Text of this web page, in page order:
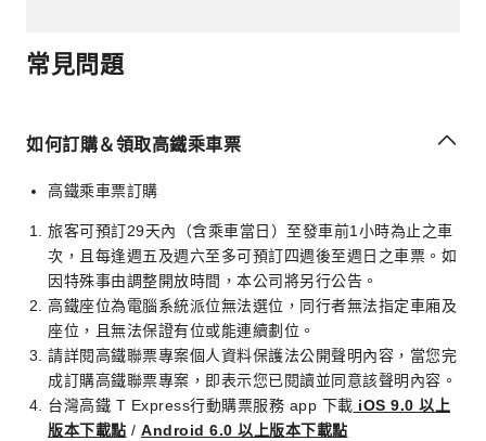
常見問題
如何訂購＆領取高鐵乘車票
高鐵乘車票訂購
旅客可預訂29天內（含乘車當日）至發車前1小時為止之車
次，且每逢週五及週六至多可預訂四週後至週日之車票。如
因特殊事由調整開放時間，本公司將另行公告。
高鐵座位為電腦系統派位無法選位，同行者無法指定車廂及
座位，且無法保證有位或能連續劃位。
請詳閱高鐵聯票專案個人資料保護法公開聲明內容，當您完
成訂購高鐵聯票專案，即表示您已閱讀並同意該聲明內容。
台灣高鐵 T Express行動購票服務 app 下載 iOS 9.0 以上
版本下載點 / Android 6.0 以上版本下載點